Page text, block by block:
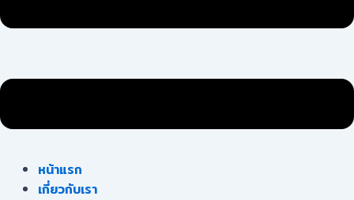
หน้าแรก
เกี่ยวกับเรา